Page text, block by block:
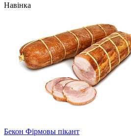
Навінка
Бекон Фірмовы пікант